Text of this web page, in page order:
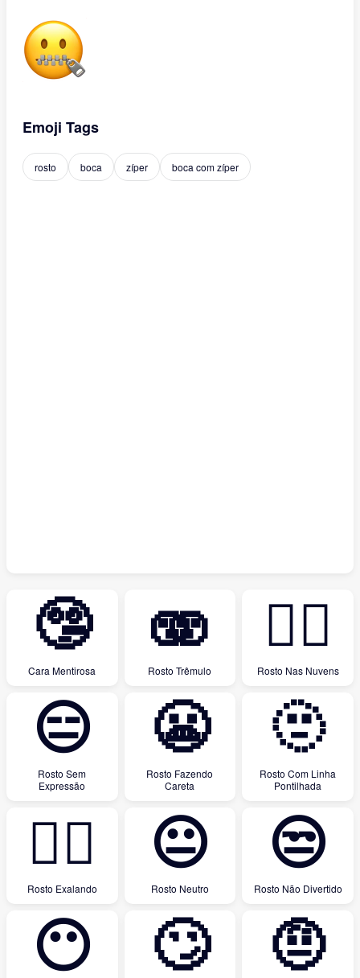
Emoji Tags
rosto boca zíper boca com zíper
🤥
Cara Mentirosa
🫨
Rosto Trêmulo
😶‍🌫️
Rosto Nas Nuvens
😑
Rosto Sem
Expressão
😬
Rosto Fazendo
Careta
🫥
Rosto Com Linha
Pontilhada
😮‍💨
Rosto Exalando
😐
Rosto Neutro
😒
Rosto Não Divertido
😶 🙄 🤨